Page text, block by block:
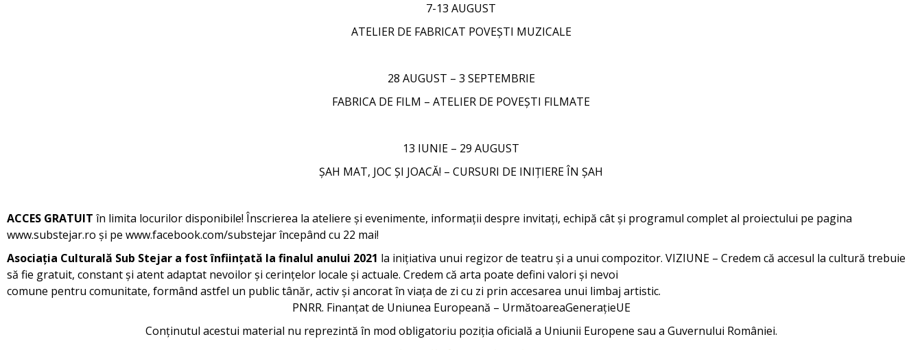
7-13 AUGUST
ATELIER DE FABRICAT POVEȘTI MUZICALE
28 AUGUST – 3 SEPTEMBRIE
FABRICA DE FILM – ATELIER DE POVEȘTI FILMATE
13 IUNIE – 29 AUGUST
ȘAH MAT, JOC ȘI JOACĂ! – CURSURI DE INIȚIERE ÎN ȘAH
ACCES GRATUIT în limita locurilor disponibile! Înscrierea la ateliere și evenimente, informații despre invitați, echipă cât și programul complet al proiectului pe pagina
www.substejar.ro și pe www.facebook.com/substejar începând cu 22 mai!
Asociația Culturală Sub Stejar a fost înființată la finalul anului 2021 la inițiativa unui regizor de teatru și a unui compozitor. VIZIUNE – Credem că accesul la cultură trebuie
să fie gratuit, constant și atent adaptat nevoilor și cerințelor locale și actuale. Credem că arta poate defini valori și nevoi
comune pentru comunitate, formând astfel un public tânăr, activ și ancorat în viața de zi cu zi prin accesarea unui limbaj artistic.
PNRR. Finanțat de Uniunea Europeană – UrmătoareaGenerațieUE
Conținutul acestui material nu reprezintă în mod obligatoriu poziția oficială a Uniunii Europene sau a Guvernului României.